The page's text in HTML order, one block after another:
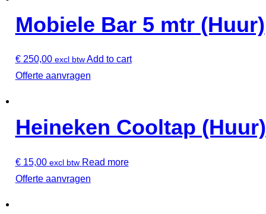
Mobiele Bar 5 mtr (Huur)
€250,00 excl btw Add to cart
Offerte aanvragen
Heineken Cooltap (Huur)
€15,00 excl btw Read more
Offerte aanvragen